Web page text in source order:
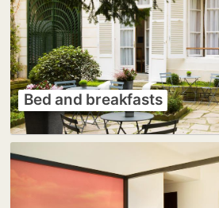
Bed and breakfasts